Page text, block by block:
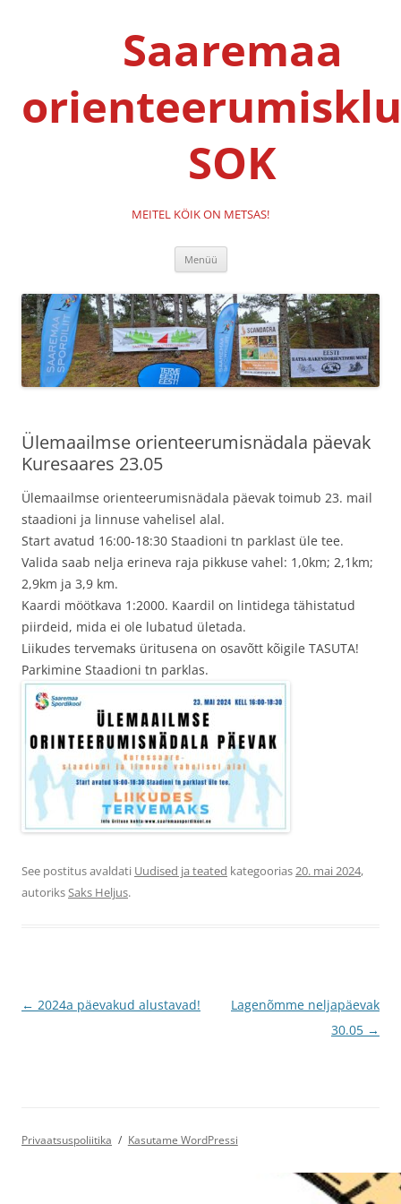
Saaremaa
SOK
MEITEL KÖIK ON METSAS!
Menüü
Ülemaailmse orienteerumisnädala päevak
Kuresaares 23.05
Ülemaailmse orienteerumisnädala päevak toimub 23. mail
staadioni ja linnuse vahelisel alal.
Start avatud 16:00-18:30 Staadioni tn parklast üle tee.
Valida saab nelja erineva raja pikkuse vahel: 1,0km; 2,1km;
2,9km ja 3,9 km.
Kaardi möötkava 1:2000. Kaardil on lintidega tähistatud
piirdeid, mida ei ole lubatud ületada.
Liikudes tervemaks üritusena on osavõtt kõigile TASUTA!
Parkimine Staadioni tn parklas.
See postitus avaldati Uudised ja teated kategoorias20. mai 2024,
autoriksSaks Heljus.
Postituste
← 2024a päevakud alustavad!
Lagenõmme neljapäevak
30.05 →
Privaatsuspoliitika Kasutame WordPressi